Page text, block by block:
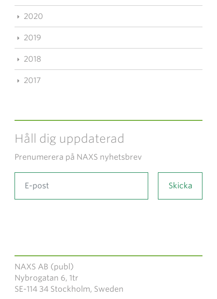
2020
2019
2018
2017
Håll dig uppdaterad
Prenumerera på NAXS nyhetsbrev
NAXS AB (publ)
Nybrogatan 6, 1tr
SE-114 34 Stockholm, Sweden